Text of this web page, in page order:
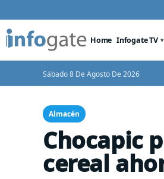
Home Infogate TV
Sábado 8 De Agosto De 2026
Almacén
Chocapic
cereal